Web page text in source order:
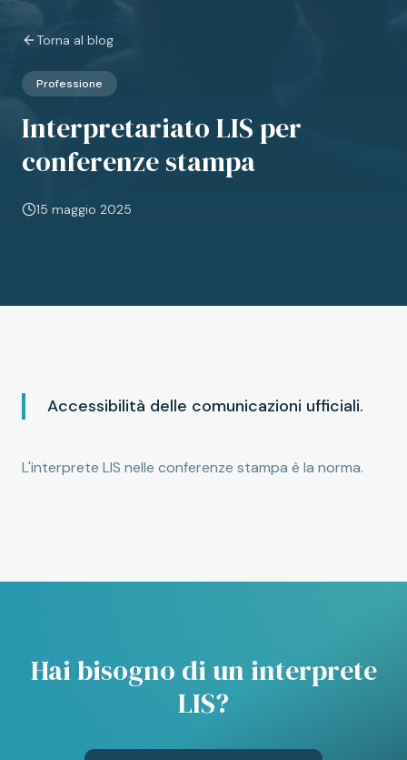
Torna al blog
Professione
Interpretariato LIS per
conferenze stampa
15 maggio 2025
Accessibilità delle comunicazioni ufficiali.
L'interprete LIS nelle conferenze stampa è la norma.
Hai bisogno di un interprete
LIS?